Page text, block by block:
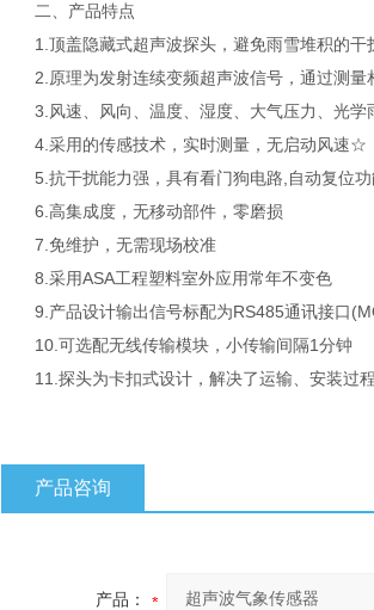
二、产品特点
1.顶盖隐藏式超声波探头，避免雨雪堆积的干
2.原理为发射连续变频超声波信号，通过测量
3.风速、风向、温度、湿度、大气压力、光学
4.采用的传感技术，实时测量，无启动风速☆
5.抗干扰能力强，具有看门狗电路,自动复位功
6.高集成度，无移动部件，零磨损
7.免维护，无需现场校准
8.采用ASA工程塑料室外应用常年不变色
9.产品设计输出信号标配为RS485通讯接口
10.可选配无线传输模块，小传输间隔1分钟
11.探头为卡扣式设计，解决了运输、安装过
产品咨询
产品：